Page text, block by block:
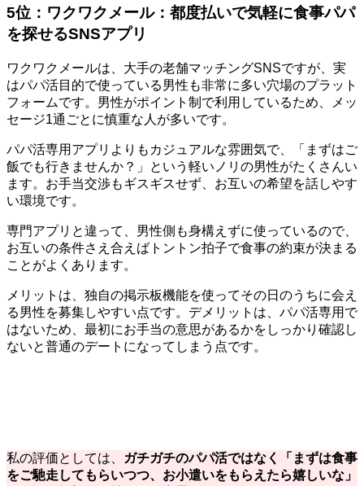
5位：ワクワクメール：都度払いで気軽に食事パパ
を探せるSNSアプリ
ワクワクメールは、大手の老舗マッチングSNSですが、実
はパパ活目的で使っている男性も非常に多い穴場のプラット
フォームです。男性がポイント制で利用しているため、メッ
セージ1通ごとに慎重な人が多いです。
パパ活専用アプリよりもカジュアルな雰囲気で、「まずはご
飯でも行きませんか？」という軽いノリの男性がたくさんい
ます。お手当交渉もギスギスせず、お互いの希望を話しやす
い環境です。
専門アプリと違って、男性側も身構えずに使っているので、
お互いの条件さえ合えばトントン拍子で食事の約束が決まる
ことがよくあります。
メリットは、独自の掲示板機能を使ってその日のうちに会え
る男性を募集しやすい点です。デメリットは、パパ活専用で
はないため、最初にお手当の意思があるかをしっかり確認し
ないと普通のデートになってしまう点です。
私の評価としては、
ガチガチのパパ活ではなく「まずは食事
をご馳走してもらいつつ、お小遣いをもらえたら嬉しいな」